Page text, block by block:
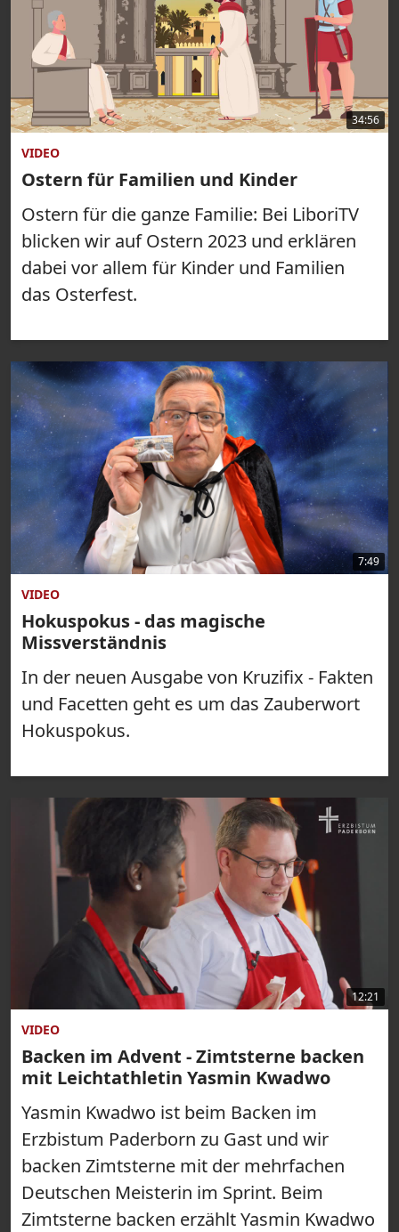
34:56
VIDEO
Ostern für Familien und Kinder
Ostern für die ganze Familie: Bei LiboriTV
blicken wir auf Ostern 2023 und erklären
dabei vor allem für Kinder und Familien
das Osterfest.
7:49
VIDEO
Hokuspokus - das magische
Missverständnis
In der neuen Ausgabe von Kruzifix - Fakten
und Facetten geht es um das Zauberwort
Hokuspokus.
12:21
VIDEO
Backen im Advent - Zimtsterne backen
mit Leichtathletin Yasmin Kwadwo
Yasmin Kwadwo ist beim Backen im
Erzbistum Paderborn zu Gast und wir
backen Zimtsterne mit der mehrfachen
Deutschen Meisterin im Sprint. Beim
Zimtsterne backen erzählt Yasmin Kwadwo